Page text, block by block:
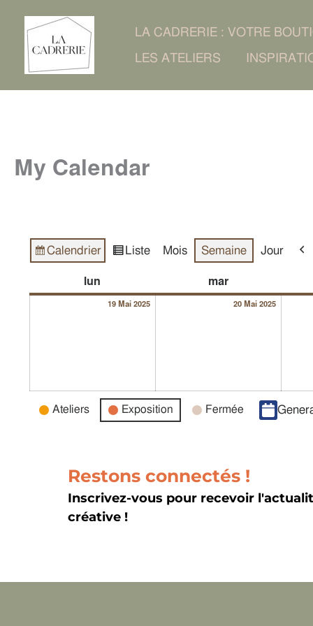
Aller
contenu
LA CADRERIE : VOTRE
LES ATELIERS
My Calendar
Vue
Calendrier
Vue
Liste Mois Semaine Jour
lun marmardi
19 Mai 2025 20 Mai 2025
Catégories
Ateliers Exposition Fermée
Restons connectés !
Inscrivez-vous pour recevoir
créative !